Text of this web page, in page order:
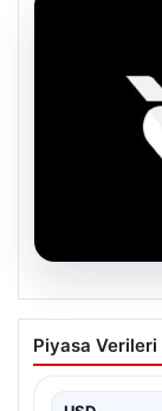
TFF’den
Trendyol
Piyasa Verileri